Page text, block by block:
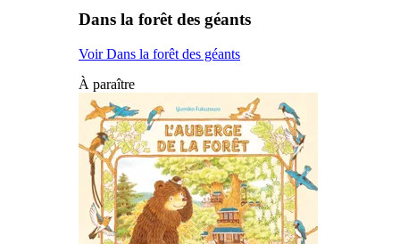
Dans la forêt des géants
Voir Dans la forêt des géants
À paraître